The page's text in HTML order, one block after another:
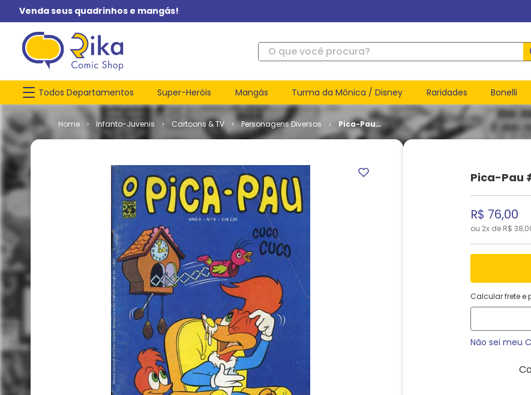
Venda seus quadrinhos e mangás!
O que você procura?
Todos Departamentos Super-Heróis Mangás Turma da Mônica / Disney Raridades Bonelli
Infanto-Juvenis Cartoons & TV Personagens Diversos
Pica-Pau
# 04
Pica-Pau
R$ 76,00
ou 2x de R$ 38,
Calcular frete e
Não sei meu